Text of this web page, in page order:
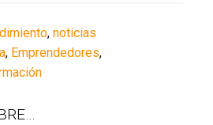
,noticias
, Emprendedores,